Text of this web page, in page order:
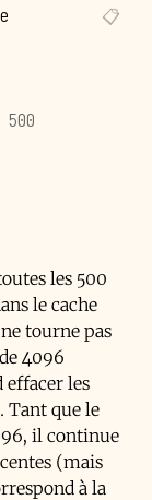
les 500
le cache
tourne pas
4096
effacer les
Tant que le
il continue
(mais
à la